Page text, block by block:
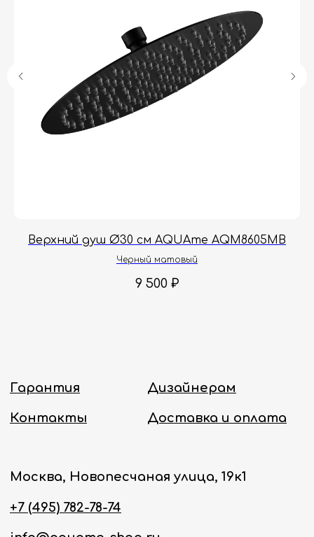
Верхний душ Ø30 см AQUAme AQM8605MB
Черный матовый
9 500 ₽
Москва, Новопесчаная улица, 19к1
info@aquame-shop.ru
Политика конфиденциальности